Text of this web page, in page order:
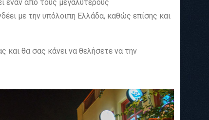
έναν από τους μεγαλύτερους
με την υπόλοιπη Ελλάδα, καθώς επίσης και
και θα σας κάνει να θελήσετε να την